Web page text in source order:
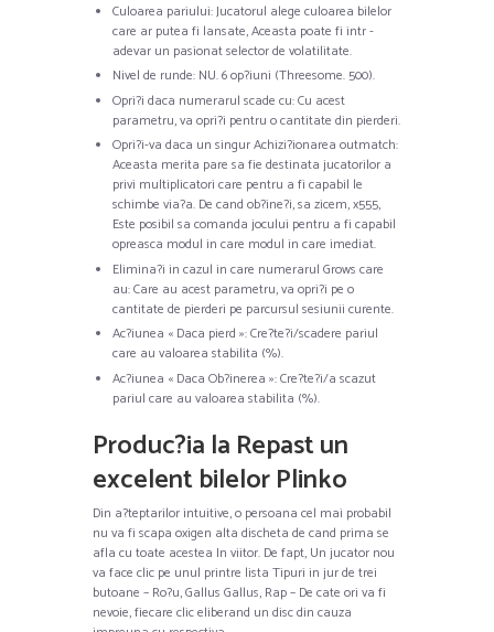
Culoarea pariului: Jucatorul alege culoarea bilelor
care ar putea fi lansate, Aceasta poate fi intr -
adevar un pasionat selector de volatilitate.
Nivel de runde: NU. 6 op?iuni (Threesome. 500).
Opri?i daca numerarul scade cu: Cu acest
parametru, va opri?i pentru o cantitate din pierderi.
Opri?i-va daca un singur Achizi?ionarea outmatch:
Aceasta merita pare sa fie destinata jucatorilor a
privi multiplicatori care pentru a fi capabil le
schimbe via?a. De cand ob?ine?i, sa zicem, x555,
Este posibil sa comanda jocului pentru a fi capabil
opreasca modul in care modul in care imediat.
Elimina?i in cazul in care numerarul Grows care
au: Care au acest parametru, va opri?i pe o
cantitate de pierderi pe parcursul sesiunii curente.
Ac?iunea « Daca pierd »: Cre?te?i/scadere pariul
care au valoarea stabilita (%).
Ac?iunea « Daca Ob?inerea »: Cre?te?i/a scazut
pariul care au valoarea stabilita (%).
Produc?ia la Repast un
excelent bilelor Plinko
Din a?teptarilor intuitive, o persoana cel mai probabil
nu va fi scapa oxigen alta discheta de cand prima se
afla cu toate acestea In viitor. De fapt, Un jucator nou
va face clic pe unul printre lista Tipuri in jur de trei
butoane – Ro?u, Gallus Gallus, Rap – De cate ori va fi
nevoie, fiecare clic eliberand un disc din cauza